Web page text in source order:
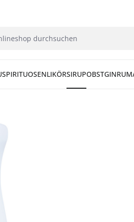
SPIRITUOSENLIKÖRSIRUPOBSTGINRUM